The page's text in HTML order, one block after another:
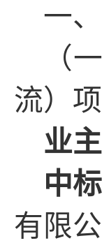
一
（一
流）
业
中
有限